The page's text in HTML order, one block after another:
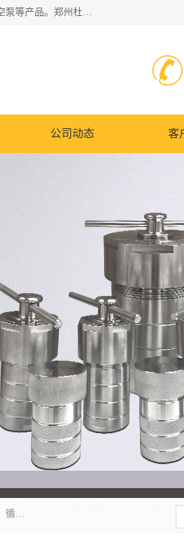
郑州杜甫仪器厂主营：低温冷却液循环泵、加热模块、水热合成反应釜、水油浴锅、旋转蒸发器、循环水真空泵等产品。郑州杜甫仪器厂在众多的教学仪器行业中依靠科技力量扬长避短、迅速发展，成为国家教委*生产教学仪器的厂家，产品具有国内良好水平，主导产品通过ISO9002质量认证。
公司动态 客
郑州杜甫仪器厂主营：低温冷却液循环泵、加热模块、水热合成反应釜、水油浴锅、旋转蒸发器、循环水真空泵等产品。郑州杜甫仪器厂在众多的教学仪器行业中依靠科技力量扬长避短、迅速发展，成为国家教委*生产教学仪器的厂家，产品具有国内良好水平，主导产品通过ISO9002质量认证。